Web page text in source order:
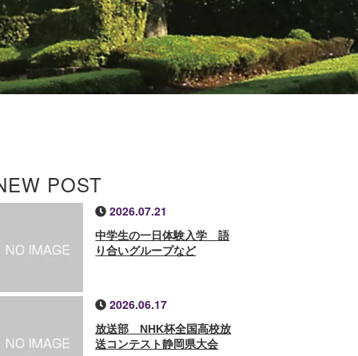
POST
2026.07.21
中学生の一日体験入学 語
り合いグループなど
2026.06.17
放送部 NHK杯全国高校放
送コンテスト静岡県大会